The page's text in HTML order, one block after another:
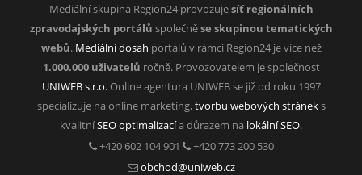
Mediální skupina Region24 provozujesíť regionálních
zpravodajských portálů společněse skupinou tematických
webů. Mediální dosah portálů v rámci Region24 je více než
1.000.000 uživatelů ročně. Provozovatelem je společnost
UNIWEB s.r.o.Online agentura UNIWEB se již od roku 1997
specializuje na online marketing, tvorbu webových stráneks
kvalitníSEO optimalizacía důrazem na lokální SEO.
+420 602 104 901
+420 773 200 530
obchod@uniweb.cz